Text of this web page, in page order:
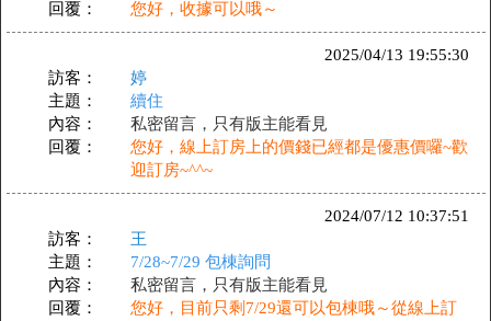
回覆：
您好，收據可以哦～
2025/04/13 19:55:30
訪客：
婷
主題：
續住
內容：
私密留言，只有版主能看見
回覆：
您好，線上訂房上的價錢已經都是優惠價囉~歡
迎訂房~^^~
2024/07/12 10:37:51
訪客：
王
主題：
7/28~7/29 包棟詢問
內容：
私密留言，只有版主能看見
回覆：
您好，目前只剩7/29還可以包棟哦～從線上訂